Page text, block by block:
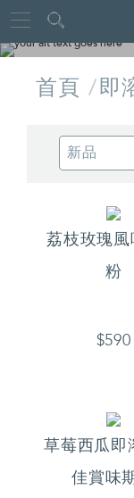
Close
香甜、濃郁、果香
首頁 即
荔枝玫瑰風
粉
$590
草莓西瓜即
佳賞味